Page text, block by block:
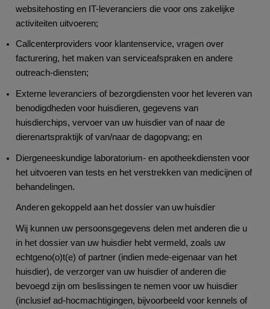
websitehosting en IT-leveranciers die voor ons zakelijke
activiteiten uitvoeren;
Callcenterproviders voor klantenservice, vragen over
facturering, het maken van serviceafspraken en andere
outreach-diensten;
Externe leveranciers of bezorgdiensten voor het leveren van
benodigdheden voor huisdieren, gegevens van
huisdierchips, vervoer van uw huisdier van of naar de
dierenartspraktijk of van/naar de dagopvang; en
Diergeneeskundige laboratorium- en apotheekdiensten voor
het uitvoeren van tests en het verstrekken van medicijnen of
behandelingen.
Anderen gekoppeld aan het dossier van uw huisdier
Wij kunnen uw persoonsgegevens delen met anderen die u
in het dossier van uw huisdier hebt vermeld, zoals uw
echtgeno(o)t(e) of partner (indien mede-eigenaar van het
huisdier), de verzorger van uw huisdier of anderen die
bevoegd zijn om beslissingen te nemen voor uw huisdier
(inclusief ad-hocmachtigingen, bijvoorbeeld voor kennels of